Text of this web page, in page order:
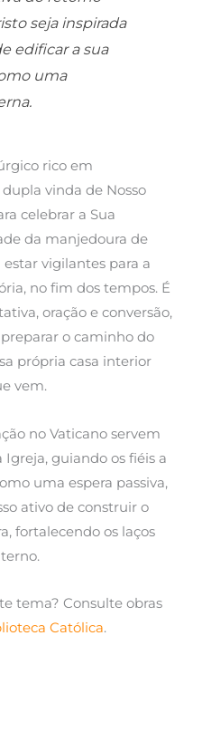
seja inspirada
edificar a sua
uma
rico em
vinda de Nosso
celebrar a Sua
da manjedoura de
vigilantes para a
no fim dos tempos. É
oração e conversão,
o caminho do
própria casa interior
vem.
no Vaticano servem
guiando os fiéis a
uma espera passiva,
ativo de construir o
fortalecendo os laços
tema? Consulte obras
Católica.